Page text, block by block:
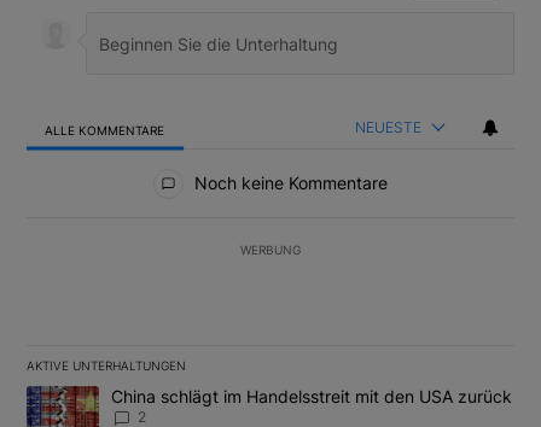
ALLE KOMMENTARE NEUESTE
Noch keine Kommentare
WERBUNG
AKTIVE UNTERHALTUNGEN
Das Folgende ist eine Liste der am meisten kommentierten
Ein Trendartikel mit dem Titel "China schlägt im Handelsstreit
China schlägt im Handelsstreit mit den USA zurück
2